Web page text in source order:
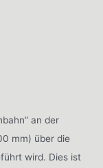
an der
mm) über die
wird. Dies ist